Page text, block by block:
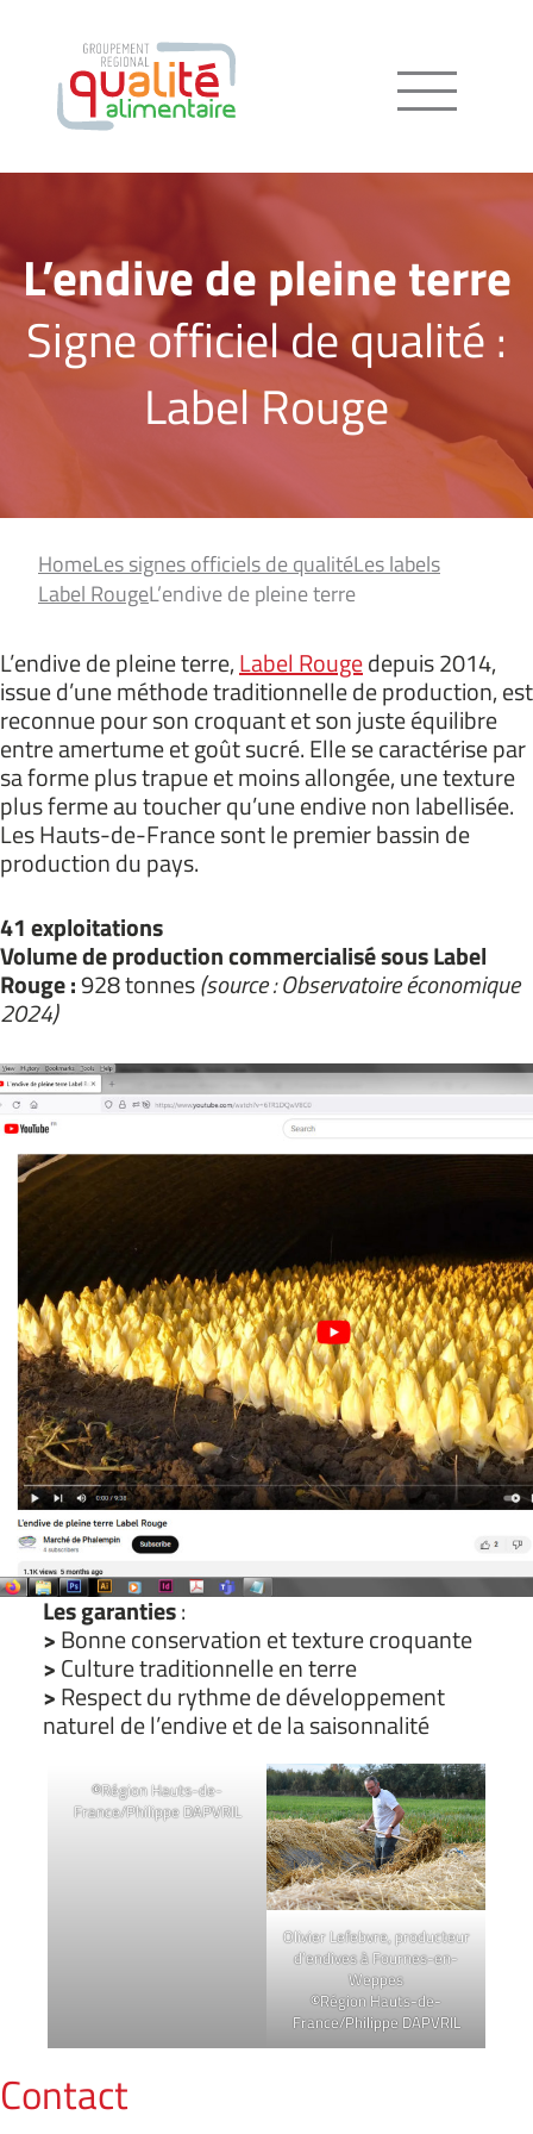
Menu
L’endive de pleine terre
Signe officiel de qualité :
Label Rouge
HomeLes signes officiels de qualitéLes labels
Label RougeL’endive de pleine terre
L’endive de pleine terre,Label Rougedepuis 2014,
issue d’une méthode traditionnelle de production, est
reconnue pour son croquant et son juste équilibre
entre amertume et goût sucré. Elle se caractérise par
sa forme plus trapue et moins allongée, une texture
plus ferme au toucher qu’une endive non labellisée.
Les Hauts-de-France sont le premier bassin de
production du pays.
41 exploitations
Volume de production commercialisé sous Label
Rouge :928 tonnes(source : Observatoire économique
2024)
Les garanties:
>Bonne conservation et texture croquante
>Culture traditionnelle en terre
>Respect du rythme de développement
naturel de l’endive et de la saisonnalité
©Région Hauts-de-
France/Philippe DAPVRIL
Olivier Lefebvre, producteur
d’endives à Fournes-en-
Weppes
©Région Hauts-de-
France/Philippe DAPVRIL
Contact